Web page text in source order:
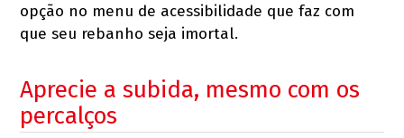
opção no menu de acessibilidade que faz com
que seu rebanho seja imortal.
Aprecie a subida, mesmo com os
percalços